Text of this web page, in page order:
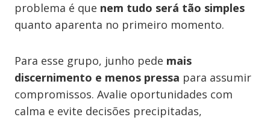
problema é que nem tudo será tão simples
quanto aparenta no primeiro momento.
Para esse grupo, junho pede mais
discernimento e menos pressa para assumir
compromissos. Avalie oportunidades com
calma e evite decisões precipitadas,